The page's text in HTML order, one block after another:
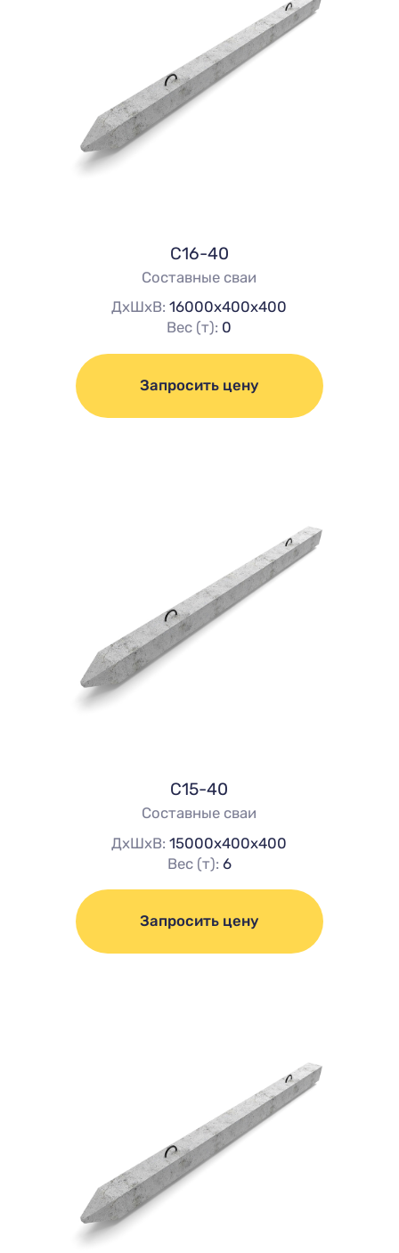
С16-40
Составные сваи
ДхШхВ:16000х400х400
Вес (т): 0
Запросить цену
С15-40
Составные сваи
ДхШхВ:15000х400х400
Вес (т): 6
Запросить цену